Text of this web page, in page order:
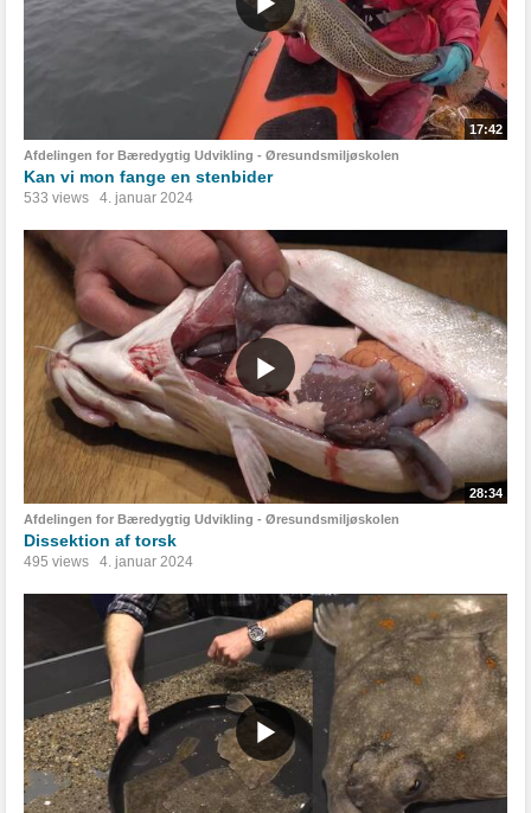
17:42
Afdelingen for Bæredygtig Udvikling - Øresundsmiljøskolen
Kan vi mon fange en stenbider
533 views 4. januar 2024
28:34
Afdelingen for Bæredygtig Udvikling - Øresundsmiljøskolen
Dissektion af torsk
495 views 4. januar 2024